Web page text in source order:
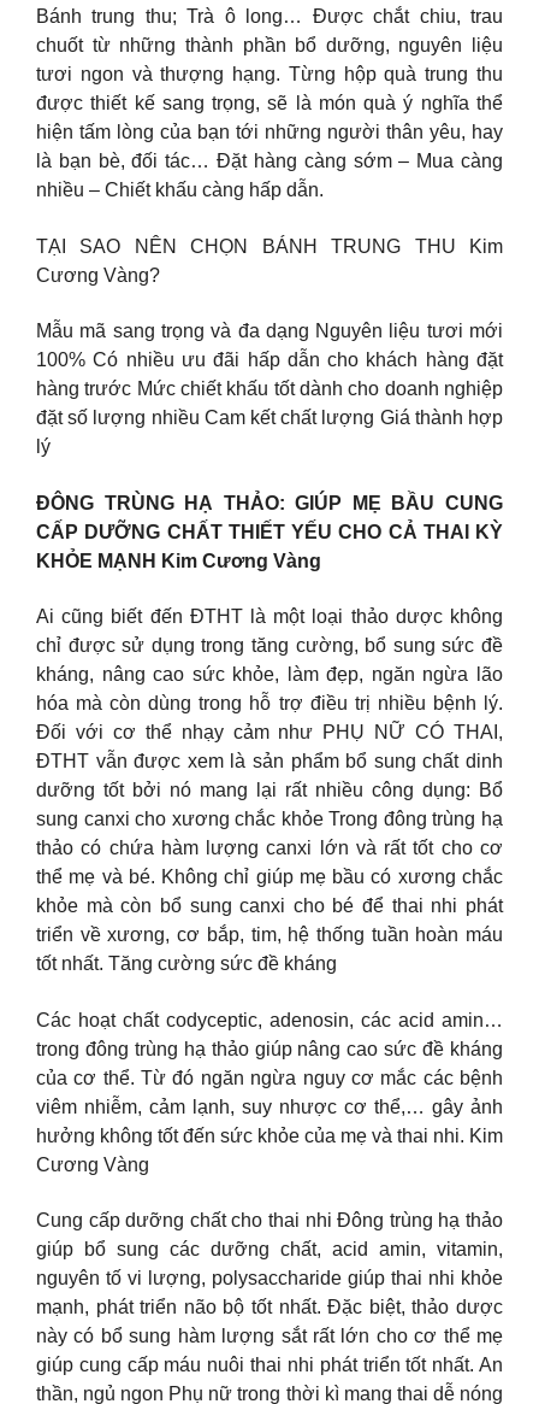
Bánh trung thu; Trà ô long… Được chắt chiu, trau
chuốt từ những thành phần bổ dưỡng, nguyên liệu
tươi ngon và thượng hạng. Từng hộp quà trung thu
được thiết kế sang trọng, sẽ là món quà ý nghĩa thể
hiện tấm lòng của bạn tới những người thân yêu, hay
là bạn bè, đối tác… Đặt hàng càng sớm – Mua càng
nhiều – Chiết khấu càng hấp dẫn.
TẠI SAO NÊN CHỌN BÁNH TRUNG THU Kim
Cương Vàng?
Mẫu mã sang trọng và đa dạng Nguyên liệu tươi mới
100% Có nhiều ưu đãi hấp dẫn cho khách hàng đặt
hàng trước Mức chiết khấu tốt dành cho doanh nghiệp
đặt số lượng nhiều Cam kết chất lượng Giá thành hợp
lý
ĐÔNG TRÙNG HẠ THẢO: GIÚP MẸ BẦU CUNG
CẤP DƯỠNG CHẤT THIẾT YẾU CHO CẢ THAI KỲ
KHỎE MẠNH Kim Cương Vàng
Ai cũng biết đến ĐTHT là một loại thảo dược không
chỉ được sử dụng trong tăng cường, bổ sung sức đề
kháng, nâng cao sức khỏe, làm đẹp, ngăn ngừa lão
hóa mà còn dùng trong hỗ trợ điều trị nhiều bệnh lý.
Đối với cơ thể nhạy cảm như PHỤ NỮ CÓ THAI,
ĐTHT vẫn được xem là sản phẩm bổ sung chất dinh
dưỡng tốt bởi nó mang lại rất nhiều công dụng: Bổ
sung canxi cho xương chắc khỏe Trong đông trùng hạ
thảo có chứa hàm lượng canxi lớn và rất tốt cho cơ
thể mẹ và bé. Không chỉ giúp mẹ bầu có xương chắc
khỏe mà còn bổ sung canxi cho bé để thai nhi phát
triển về xương, cơ bắp, tim, hệ thống tuần hoàn máu
tốt nhất. Tăng cường sức đề kháng
Các hoạt chất codyceptic, adenosin, các acid amin…
trong đông trùng hạ thảo giúp nâng cao sức đề kháng
của cơ thể. Từ đó ngăn ngừa nguy cơ mắc các bệnh
viêm nhiễm, cảm lạnh, suy nhược cơ thể,… gây ảnh
hưởng không tốt đến sức khỏe của mẹ và thai nhi. Kim
Cương Vàng
Cung cấp dưỡng chất cho thai nhi Đông trùng hạ thảo
giúp bổ sung các dưỡng chất, acid amin, vitamin,
nguyên tố vi lượng, polysaccharide giúp thai nhi khỏe
mạnh, phát triển não bộ tốt nhất. Đặc biệt, thảo dược
này có bổ sung hàm lượng sắt rất lớn cho cơ thể mẹ
giúp cung cấp máu nuôi thai nhi phát triển tốt nhất. An
thần, ngủ ngon Phụ nữ trong thời kì mang thai dễ nóng